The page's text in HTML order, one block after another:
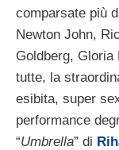
comparsate più
Newton John,
Goldberg, Gloria
tutte, la
esibita, super
performance
“Umbrella” di